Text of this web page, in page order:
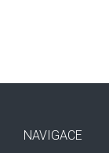
NAVIGACE